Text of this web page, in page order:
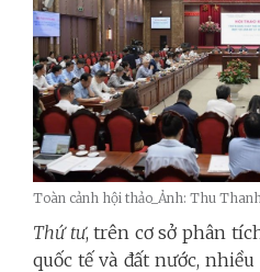
Toàn cảnh hội thảo_Ảnh: Thu Thanh
Thứ tư, trên cơ sở phân
quốc tế và đất nước,